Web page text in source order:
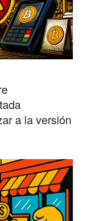
a la versión